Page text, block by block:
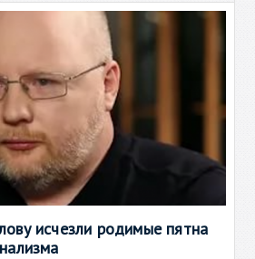
исчезли родимые пятна